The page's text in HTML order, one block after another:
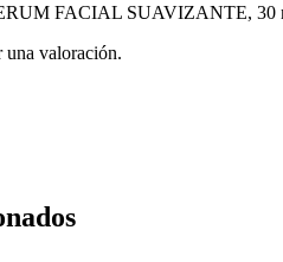
FACIAL SUAVIZANTE, 30
valoración.